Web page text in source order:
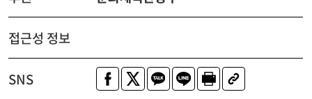
접근성 정보
SNS